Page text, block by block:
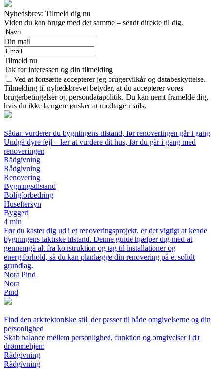
Nyhedsbrev: Tilmeld dig nu
Viden du kan bruge med det samme – sendt direkte til dig.
Din mail
Tilmeld nu
Tak for interessen og din tilmelding
Ved at fortsætte accepterer jeg brugervilkår og databeskyttelse.
Tilmelding til nyhedsbrevet betyder, at du accepterer vores
brugerbetingelser og persondatapolitik. Du kan nemt framelde dig,
hvis du ikke længere ønsker at modtage mails.
Sådan vurderer du bygningens tilstand, før renoveringen går i gang
Undgå dyre fejl – lær at vurdere dit hus, før du går i gang med
renoveringen
Rådgivning
Rådgivning
Renovering
Bygningstilstand
Boligforbedring
Huseftersyn
Byggeri
4 min
Før du kaster dig ud i et renoveringsprojekt, er det vigtigt at kende
bygningens faktiske tilstand. Denne guide hjælper dig med at
gennemgå alt fra konstruktion og tag til installationer og
energiforhold, så du kan planlægge din renovering på et solidt
grundlag.
Nora Pind
Nora
Pind
Find den arkitektoniske stil, der passer til både omgivelserne og din
personlighed
Skab balance mellem personlighed, funktion og omgivelser i dit
drømmehjem
Rådgivning
Rådgivning